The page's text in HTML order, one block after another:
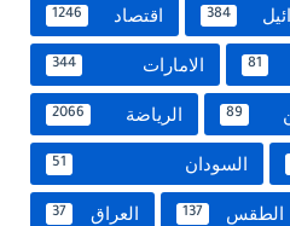
384 اقتصاد 1246
81 الامارات 344
89 الرياضة 2066
السودان 51
الطقس 137 العراق 37